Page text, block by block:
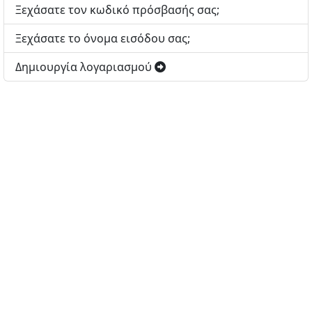
Ξεχάσατε τον κωδικό πρόσβασής σας;
Ξεχάσατε το όνομα εισόδου σας;
Δημιουργία λογαριασμού